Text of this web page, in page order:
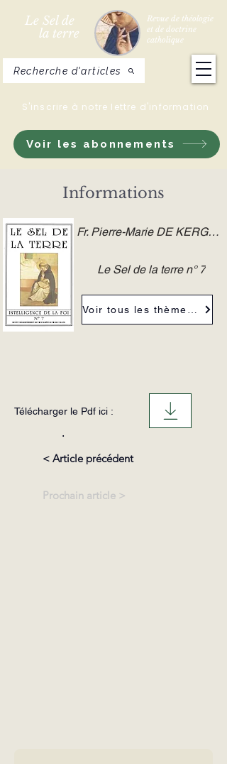
Le Sel de
la terre
Revue de théologie
et de doctrine
catholique
Voir les abonnements
S'inscrire à notre lettre d'information
Recherche d'articles
Informations
Fr. Pierre-Marie DE KERGORLAY O.P.
Le Sel de la terre n° 7
Télécharger le Pdf ici :
.
< Article précédent
Prochain article >